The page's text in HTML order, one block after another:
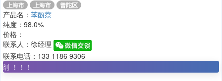
上海市 上海市 普陀区
产品名： 苯酚萘
纯度：98.0%
价格：
联系人：徐经理
联系电话：133 1186 9306